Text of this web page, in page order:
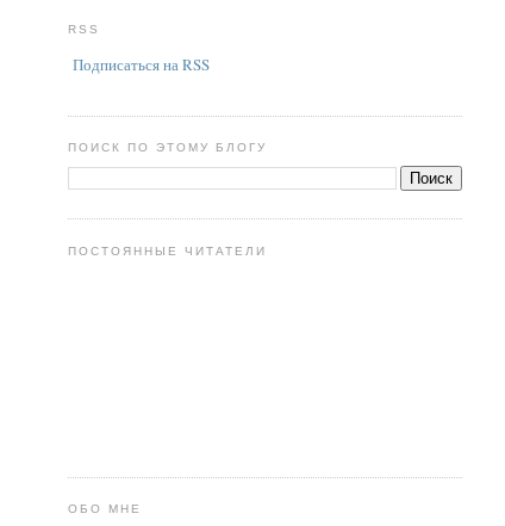
RSS
Подписаться на RSS
ПОИСК ПО ЭТОМУ БЛОГУ
ПОСТОЯННЫЕ ЧИТАТЕЛИ
ОБО МНЕ